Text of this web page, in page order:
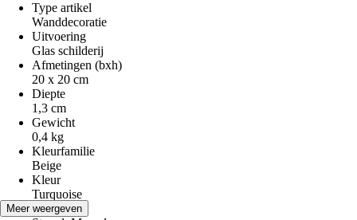
Type artikel
Wanddecoratie
Uitvoering
Glas schilderij
Afmetingen (bxh)
20 x 20 cm
Diepte
1,3 cm
Gewicht
0,4 kg
Kleurfamilie
Beige
Kleur
Turquoise
Thema
Meer weergeven